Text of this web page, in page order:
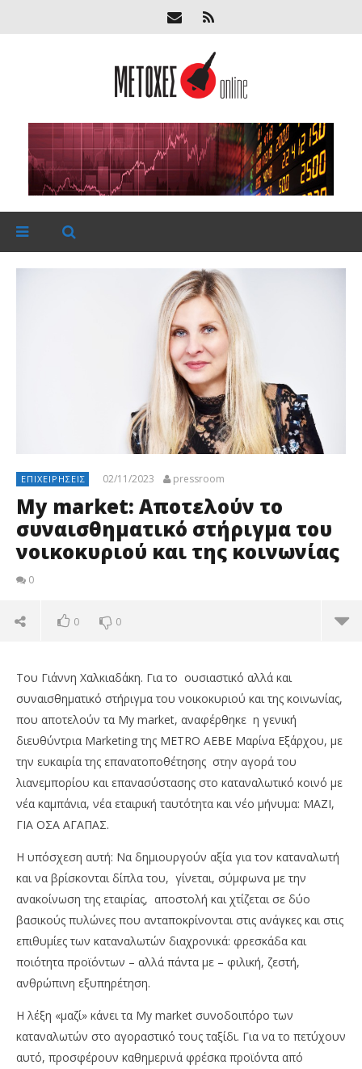
ΕΠΙΧΕΙΡΉΣΕΙΣ 02/11/2023 pressroom
My market: Αποτελούν το
συναισθηματικό στήριγμα του
νοικοκυριού και της κοινωνίας
0
0 0
NOW VIEWING
My market: Αποτελούν το συναισθηματικό
στήριγμα του νοικοκυριού και της κοινωνίας
02/11/2023
pressroom
Του Γιάννη Χαλκιαδάκη. Για το ουσιαστικό αλλά και
συναισθηματικό στήριγμα του νοικοκυριού και της κοινωνίας,
που αποτελούν τα My market, αναφέρθηκε η γενική
διευθύντρια Marketing της METRO AEBE Μαρίνα Εξάρχου, με
την ευκαιρία της επανατοποθέτησης στην αγορά του
λιανεμπορίου και επανασύστασης στο καταναλωτικό κοινό με
νέα καμπάνια, νέα εταιρική ταυτότητα και νέο μήνυμα: ΜΑΖΙ,
ΓΙΑ ΟΣΑ ΑΓΑΠΑΣ.
Η υπόσχεση αυτή: Να δημιουργούν αξία για τον καταναλωτή
και να βρίσκονται δίπλα του, γίνεται, σύμφωνα με την
ανακοίνωση της εταιρίας, αποστολή και χτίζεται σε δύο
βασικούς πυλώνες που ανταποκρίνονται στις ανάγκες και στις
επιθυμίες των καταναλωτών διαχρονικά: φρεσκάδα και
ποιότητα προϊόντων – αλλά πάντα με – φιλική, ζεστή,
ανθρώπινη εξυπηρέτηση.
Η λέξη «μαζί» κάνει τα My market συνοδοιπόρο των
καταναλωτών στο αγοραστικό τους ταξίδι. Για να το πετύχουν
αυτό, προσφέρουν καθημερινά φρέσκα προϊόντα από